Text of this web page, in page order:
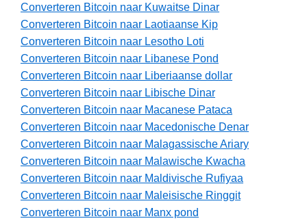
Converteren Bitcoin naar Kuwaitse Dinar
Converteren Bitcoin naar Laotiaanse Kip
Converteren Bitcoin naar Lesotho Loti
Converteren Bitcoin naar Libanese Pond
Converteren Bitcoin naar Liberiaanse dollar
Converteren Bitcoin naar Libische Dinar
Converteren Bitcoin naar Macanese Pataca
Converteren Bitcoin naar Macedonische Denar
Converteren Bitcoin naar Malagassische Ariary
Converteren Bitcoin naar Malawische Kwacha
Converteren Bitcoin naar Maldivische Rufiyaa
Converteren Bitcoin naar Maleisische Ringgit
Converteren Bitcoin naar Manx pond